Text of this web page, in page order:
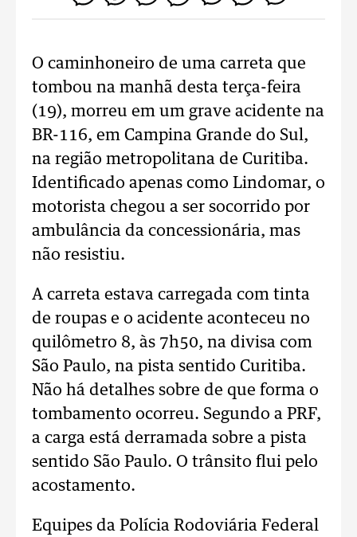
O caminhoneiro de uma carreta que
tombou na manhã desta terça-feira
(19), morreu em um grave acidente na
BR-116, em Campina Grande do Sul,
na região metropolitana de Curitiba.
Identificado apenas como Lindomar, o
motorista chegou a ser socorrido por
ambulância da concessionária, mas
não resistiu.
A carreta estava carregada com tinta
de roupas e o acidente aconteceu no
quilômetro 8, às 7h50, na divisa com
São Paulo, na pista sentido Curitiba.
Não há detalhes sobre de que forma o
tombamento ocorreu. Segundo a PRF,
a carga está derramada sobre a pista
sentido São Paulo. O trânsito flui pelo
acostamento.
Equipes da Polícia Rodoviária Federal